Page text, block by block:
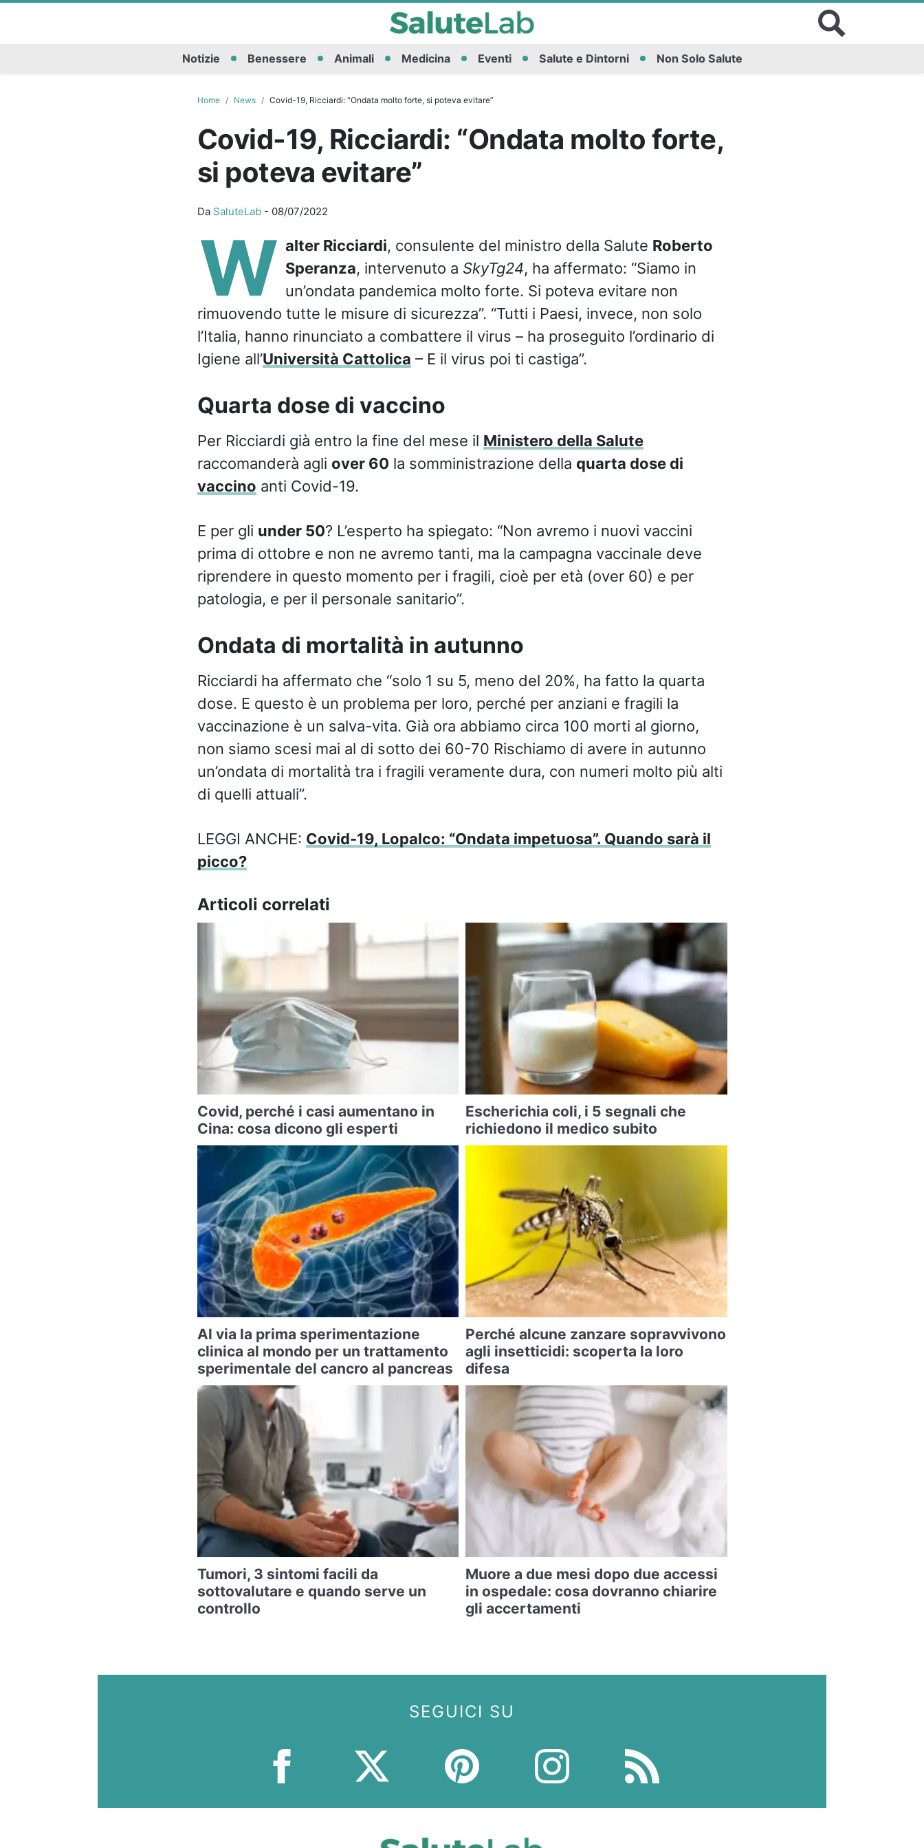
Notizie Benessere Animali Medicina Eventi Salute e Dintorni Non Solo Salute
Home News Covid-19, Ricciardi: “Ondata molto forte, si poteva evitare”
Covid-19, Ricciardi: “Ondata molto forte,
si poteva evitare”
Da SaluteLab- 08/07/2022
W alter Ricciardi, consulente del ministro della Salute Roberto
Speranza, intervenuto a SkyTg24, ha affermato: “Siamo in
un’ondata pandemica molto forte. Si poteva evitare non
rimuovendo tutte le misure di sicurezza”. “Tutti i Paesi, invece, non solo
l’Italia, hanno rinunciato a combattere il virus – ha proseguito l’ordinario di
Igiene all’Università Cattolica – E il virus poi ti castiga”.
Quarta dose di vaccino
Per Ricciardi già entro la fine del mese il Ministero della Salute
raccomanderà agli over 60 la somministrazione della quarta dose di
vaccino anti Covid-19.
E per gli under 50? L’esperto ha spiegato: “Non avremo i nuovi vaccini
prima di ottobre e non ne avremo tanti, ma la campagna vaccinale deve
riprendere in questo momento per i fragili, cioè per età (over 60) e per
patologia, e per il personale sanitario”.
Ondata di mortalità in autunno
Ricciardi ha affermato che “solo 1 su 5, meno del 20%, ha fatto la quarta
dose. E questo è un problema per loro, perché per anziani e fragili la
vaccinazione è un salva-vita. Già ora abbiamo circa 100 morti al giorno,
non siamo scesi mai al di sotto dei 60-70 Rischiamo di avere in autunno
un’ondata di mortalità tra i fragili veramente dura, con numeri molto più alti
di quelli attuali”.
LEGGI ANCHE: Covid-19, Lopalco: “Ondata impetuosa”. Quando sarà il
picco?
Articoli correlati
Covid, perché i casi aumentano in
Cina: cosa dicono gli esperti
Escherichia coli, i 5 segnali che
richiedono il medico subito
Al via la prima sperimentazione
clinica al mondo per un trattamento
sperimentale del cancro al pancreas
Perché alcune zanzare sopravvivono
agli insetticidi: scoperta la loro
difesa
Tumori, 3 sintomi facili da
sottovalutare e quando serve un
controllo
Muore a due mesi dopo due accessi
in ospedale: cosa dovranno chiarire
gli accertamenti
SEGUICI SU